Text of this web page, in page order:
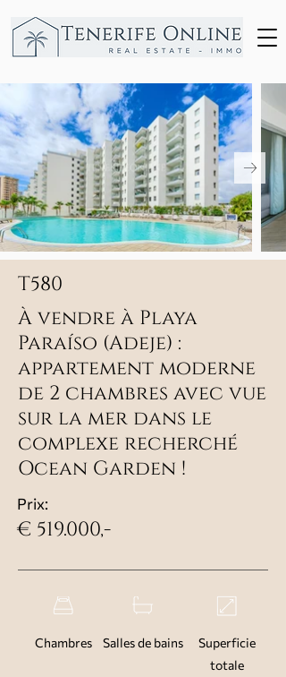
T580
À vendre à Playa
Paraíso (Adeje) :
appartement moderne
de 2 chambres avec vue
sur la mer dans le
complexe recherché
Ocean Garden !
Prix:
€ 519.000,-
Chambres Salles de bains
Superficie
totale